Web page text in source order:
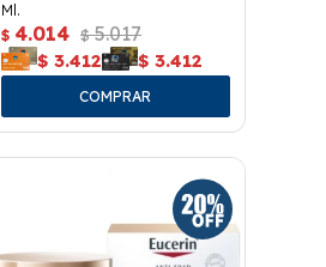
Ml.
$ 4.014 $ 5.017
$ 3.412 $ 3.412